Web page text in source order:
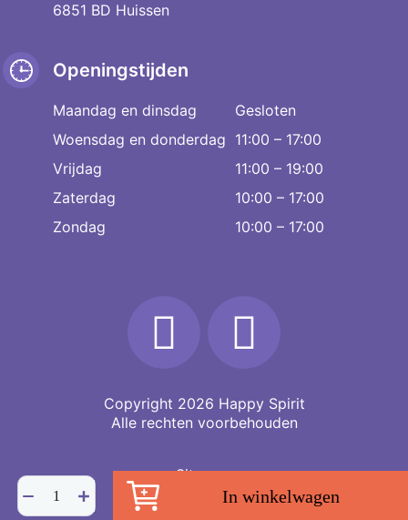
Lemurian
Aquatine
In winkelwagen
6851 BD Huissen
Openingstijden
Maandag en dinsdag
Gesloten
Woensdag en donderdag 11:00 – 17:00
Vrijdag
11:00 – 19:00
Zaterdag
10:00 – 17:00
Zondag
10:00 – 17:00
Copyright 2026 Happy Spirit
Alle rechten voorbehouden
Sitemap